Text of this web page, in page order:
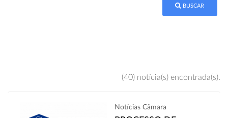
BUSCAR
(40) notícia(s) encontrada(s).
Notícias Câmara